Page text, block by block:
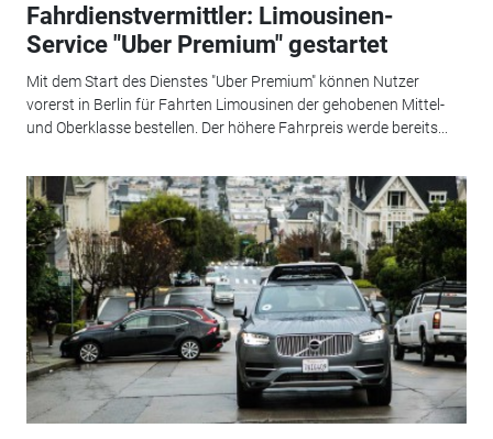
Fahrdienstvermittler: Limousinen-
Service "Uber Premium" gestartet
Mit dem Start des Dienstes "Uber Premium" können Nutzer
vorerst in Berlin für Fahrten Limousinen der gehobenen Mittel-
und Oberklasse bestellen. Der höhere Fahrpreis werde bereits...